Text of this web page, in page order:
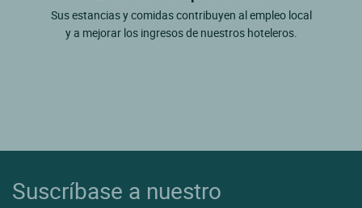
Sus estancias y comidas contribuyen al empleo local
y a mejorar los ingresos de nuestros hoteleros.
Suscríbase a nuestro